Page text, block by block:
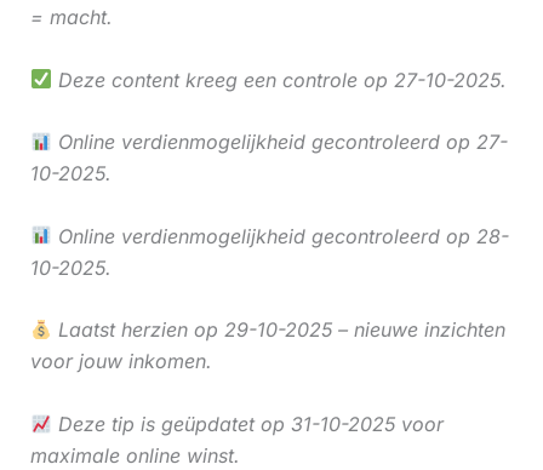
= macht.
Deze content kreeg een controle op 27-10-2025.
Online verdienmogelijkheid gecontroleerd op 27-
10-2025.
Online verdienmogelijkheid gecontroleerd op 28-
10-2025.
Laatst herzien op 29-10-2025 – nieuwe inzichten
voor jouw inkomen.
Deze tip is geüpdatet op 31-10-2025 voor
maximale online winst.